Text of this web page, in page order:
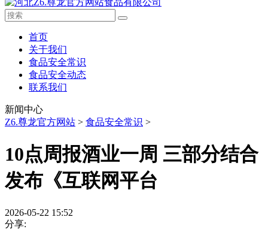
首页
关于我们
食品安全常识
食品安全动态
联系我们
新闻中心
Z6.尊龙官方网站 > 食品安全常识 >
10点周报酒业一周 三部分结合
发布《互联网平台
2026-05-22 15:52
分享: